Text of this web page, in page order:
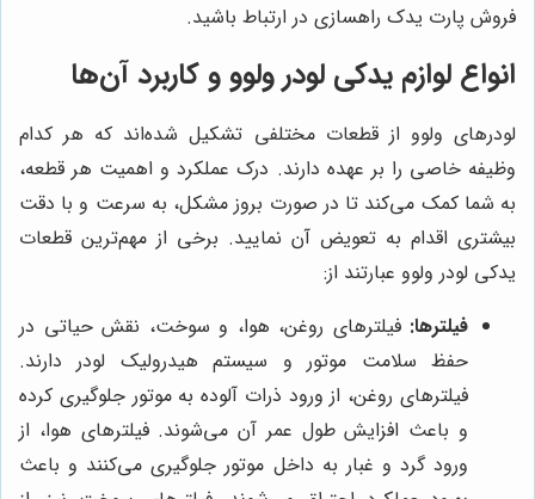
فروش پارت یدک راهسازی در ارتباط باشید.
انواع لوازم یدکی لودر ولوو و کاربرد آن‌ها
لودرهای ولوو از قطعات مختلفی تشکیل شده‌اند که هر کدام
وظیفه خاصی را بر عهده دارند. درک عملکرد و اهمیت هر قطعه،
به شما کمک می‌کند تا در صورت بروز مشکل، به سرعت و با دقت
بیشتری اقدام به تعویض آن نمایید. برخی از مهم‌ترین قطعات
یدکی لودر ولوو عبارتند از:
فیلترها: فیلترهای روغن، هوا، و سوخت، نقش حیاتی در
حفظ سلامت موتور و سیستم هیدرولیک لودر دارند.
فیلترهای روغن، از ورود ذرات آلوده به موتور جلوگیری کرده
و باعث افزایش طول عمر آن می‌شوند. فیلترهای هوا، از
ورود گرد و غبار به داخل موتور جلوگیری می‌کنند و باعث